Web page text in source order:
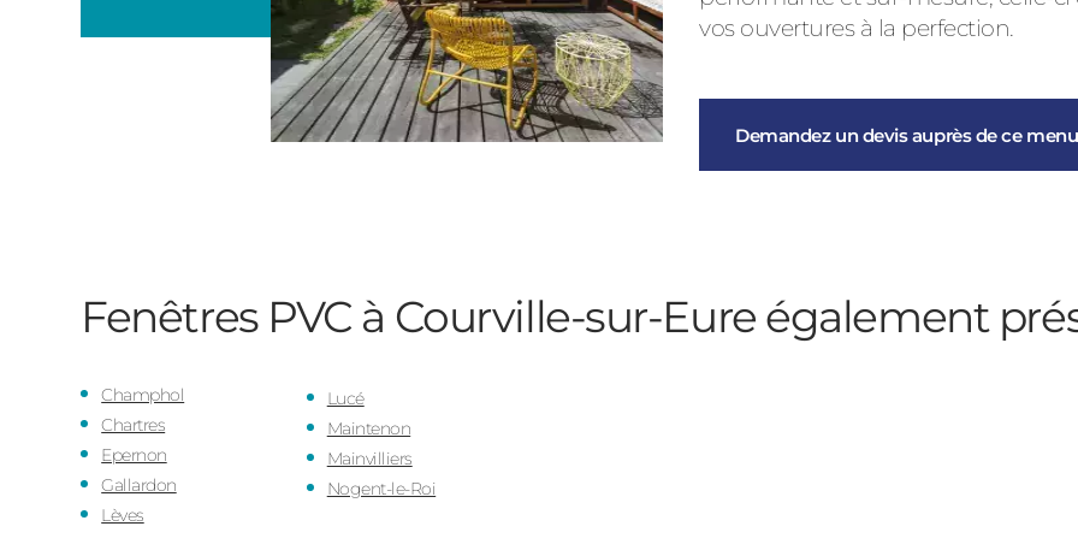
vos ouvertures à la perfection.
Demandez un devis auprès de ce
Fenêtres PVC à Courville-sur-Eure également
Champhol
Chartres
Epernon
Gallardon
Lèves
Lucé
Maintenon
Mainvilliers
Nogent-le-Roi